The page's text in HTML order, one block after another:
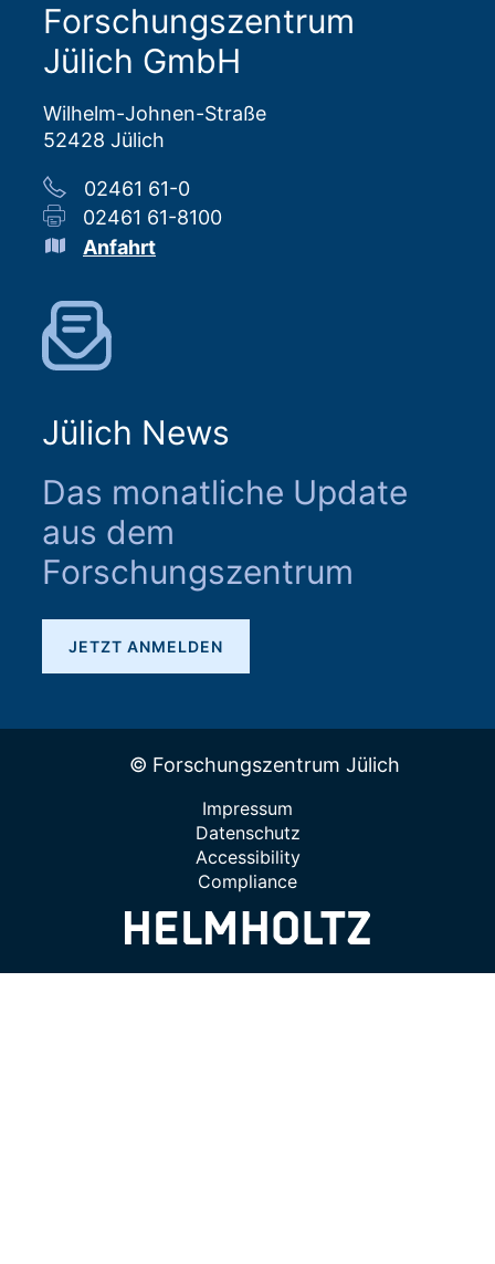
Forschungszentrum
Jülich GmbH
Wilhelm-Johnen-Straße
52428 Jülich
02461 61-0
02461 61-8100
Anfahrt
Jülich News
Das monatliche Update
aus dem
Forschungszentrum
JETZT ANMELDEN
© Forschungszentrum Jülich
Impressum
Datenschutz
Accessibility
Compliance